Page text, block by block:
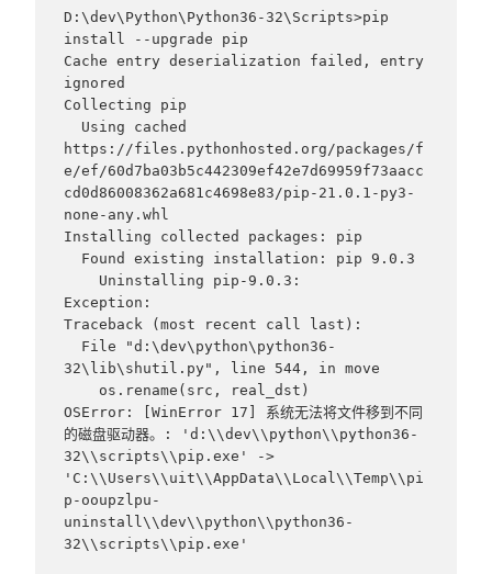
D:\dev\Python\Python36-32\Scripts>pip
install --upgrade pip
Cache entry deserialization failed, entry
ignored
Collecting pip
https://files.pythonhosted.org/packages/f
e/ef/60d7ba03b5c442309ef42e7d69959f73aacc
cd0d86008362a681c4698e83/pip-21.0.1-py3-
none-any.whl
Installing collected packages: pip
Exception:
Traceback (most recent call last):
32\lib\shutil.py", line 544, in move
OSError: [WinError 17] 系统无法将文件移到不同
的磁盘驱动器。: 'd:\\dev\\python\\python36-
32\\scripts\\pip.exe' ->
'C:\\Users\\uit\\AppData\\Local\\Temp\\pi
p-ooupzlpu-
uninstall\\dev\\python\\python36-
32\\scripts\\pip.exe'